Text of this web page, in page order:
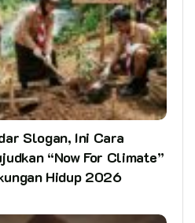
Slogan, Ini Cara
“Now For Climate”
Hidup 2026